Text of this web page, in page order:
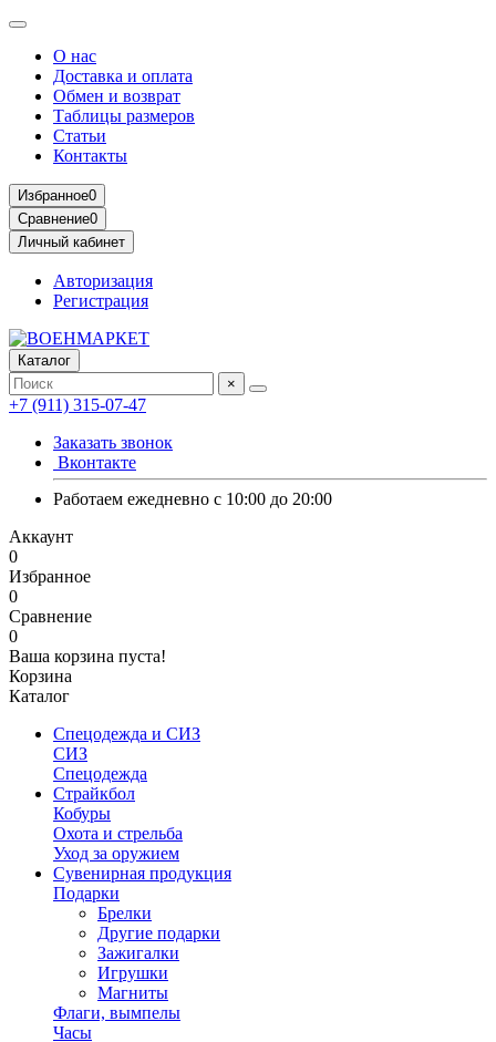
О нас
Доставка и оплата
Обмен и возврат
Таблицы размеров
Статьи
Контакты
Избранное0
Сравнение0
Личный кабинет
Авторизация
Регистрация
Каталог
×
+7 (911) 315-07-47
Заказать звонок
Вконтакте
Работаем ежедневно с 10:00 до 20:00
Аккаунт
0
Избранное
0
Сравнение
0
Ваша корзина пуста!
Корзина
Каталог
Спецодежда и СИЗ
СИЗ
Спецодежда
Страйкбол
Кобуры
Охота и стрельба
Уход за оружием
Сувенирная продукция
Подарки
Брелки
Другие подарки
Зажигалки
Игрушки
Магниты
Флаги, вымпелы
Часы